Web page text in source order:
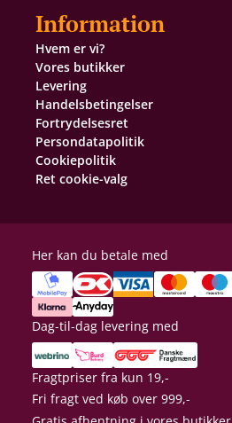
Information
Hvem er vi?
Vores butikker
Levering
Handelsbetingelser
Fortrydelsesret
Persondatapolitik
Cookiepolitik
Ret cookie-valg
Her kan du betale med
Dag-til-dag levering med
Fragtpriser fra kun 19,-
Fri fragt ved køb over 999,-